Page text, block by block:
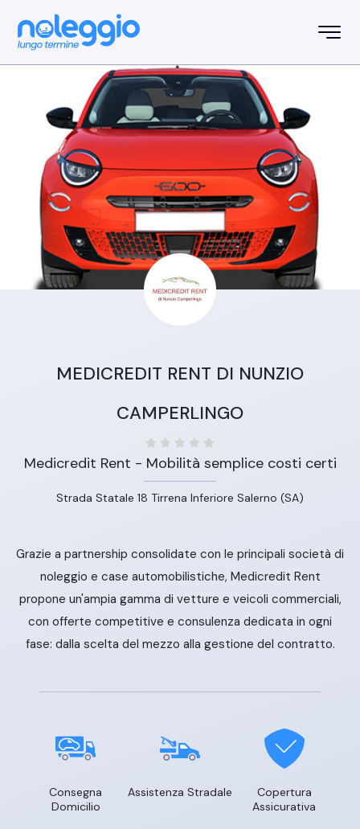
MEDICREDIT RENT DI NUNZIO
CAMPERLINGO
Medicredit Rent - Mobilità semplice costi certi
Strada Statale 18 Tirrena Inferiore Salerno (SA)
Grazie a partnership consolidate con le principali società di
noleggio e case automobilistiche, Medicredit Rent
propone un'ampia gamma di vetture e veicoli commerciali,
con offerte competitive e consulenza dedicata in ogni
fase: dalla scelta del mezzo alla gestione del contratto.
Consegna
Domicilio
Assistenza Stradale
Copertura
Assicurativa